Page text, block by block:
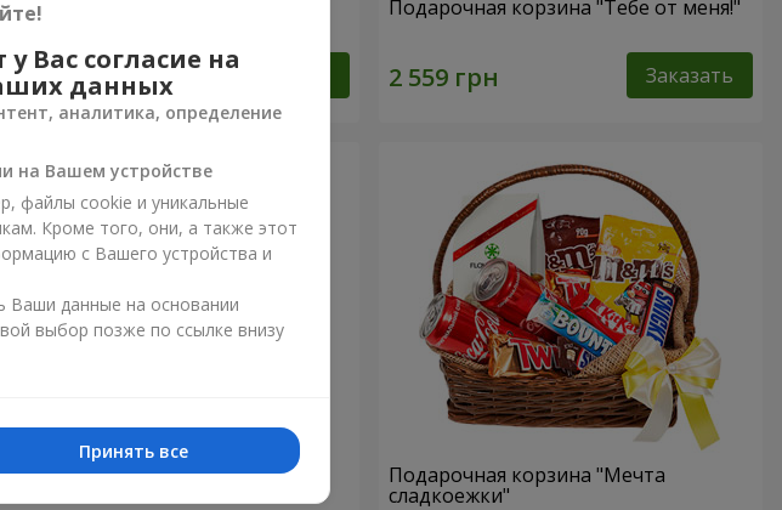
корзина "Классика"
грн
Подарочная корзина "Тебе от меня!"
Заказать
корзина "Амур" Подарочная корзина "Мечта
сладкоежки"
Вас согласие на
данных
аналитика, определение
на Вашем устройстве
файлы cookie и уникальные
Кроме того, они, а также этот
с Вашего устройства и
Ваши данные на основании
выбор позже по ссылке внизу
Принять все